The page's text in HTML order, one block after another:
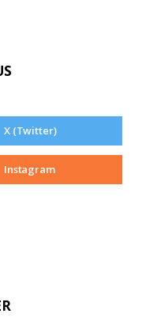
X (Twitter)
Instagram